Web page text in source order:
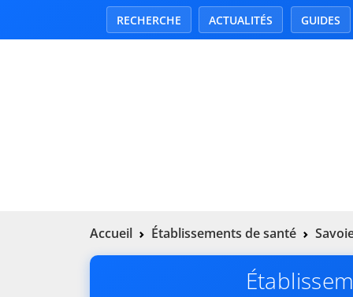
RECHERCHE ACTUALITÉS GUIDES
Accueil Établissements de santé